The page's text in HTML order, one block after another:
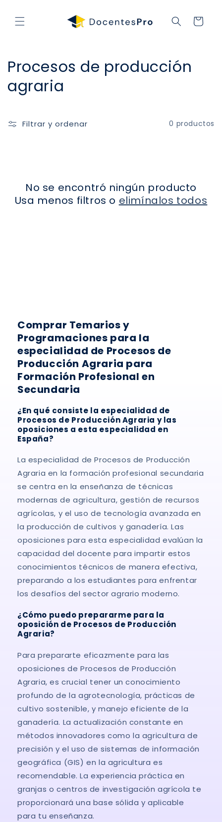
al contenido
Carrito
C
o
e
ó
Procesos de producción
agraria
Filtrar y ordenar 0 productos
No se encontró ningún producto
Usa menos filtros o elimínalos todos
Comprar Temarios y
Programaciones para la
especialidad de Procesos de
Producción Agraria para
Formación Profesional en
Secundaria
¿En qué consiste la especialidad de
Procesos de Producción Agraria y las
oposiciones a esta especialidad en
España?
La especialidad de Procesos de Producción
Agraria en la formación profesional secundaria
se centra en la enseñanza de técnicas
modernas de agricultura, gestión de recursos
agrícolas, y el uso de tecnología avanzada en
la producción de cultivos y ganadería. Las
oposiciones para esta especialidad evalúan la
capacidad del docente para impartir estos
conocimientos técnicos de manera efectiva,
preparando a los estudiantes para enfrentar
los desafíos del sector agrario moderno.
¿Cómo puedo prepararme para la
oposición de Procesos de Producción
Agraria?
Para prepararte eficazmente para las
oposiciones de Procesos de Producción
Agraria, es crucial tener un conocimiento
profundo de la agrotecnología, prácticas de
cultivo sostenible, y manejo eficiente de la
ganadería. La actualización constante en
métodos innovadores como la agricultura de
precisión y el uso de sistemas de información
geográfica (GIS) en la agricultura es
recomendable. La experiencia práctica en
granjas o centros de investigación agrícola te
proporcionará una base sólida y aplicable
para tu enseñanza.